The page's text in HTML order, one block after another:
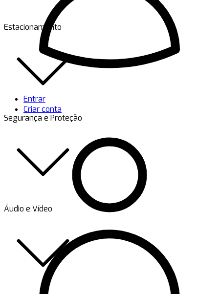
Estacionamento
Segurança e Proteção
Áudio e Vídeo
Entrar
Criar conta